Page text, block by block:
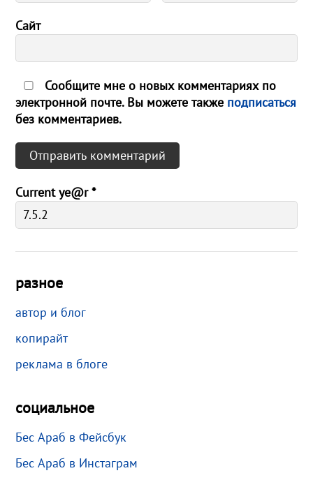
Сайт
Сообщите мне о новых комментариях по
электронной почте. Вы можете также подписаться
без комментариев.
Current ye@r*
разное
автор и блог
копирайт
реклама в блоге
социальное
Бес Араб в Фейсбук
Бес Араб в Инстаграм